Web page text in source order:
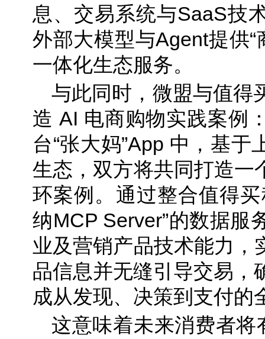
息、交易系统与SaaS技
外部大模型与Agent提供
一体化生态服务。
与此同时，微盟与值得
造 AI 电商购物实践案例
台“张大妈”App 中，基
生态，双方将共同打造一
环案例。通过整合值得
纳MCP Server”的数据服
业及营销产品技术能力，
品信息并无缝引导交易，
成从发现、决策到支付的
这意味着未来消费者将